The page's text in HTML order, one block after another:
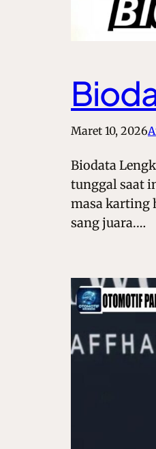
Maret 10, 2026
Biodata
tunggal saat
masa karting
sang juara.…